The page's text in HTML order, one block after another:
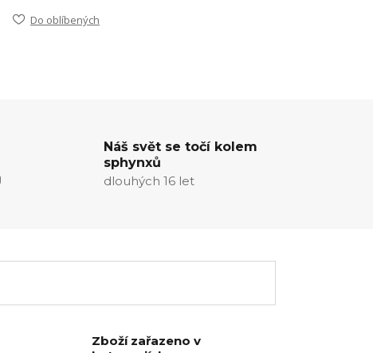
Do oblíbených
Náš svět se točí kolem
sphynxů
dlouhých 16 let
Zboží zařazeno v